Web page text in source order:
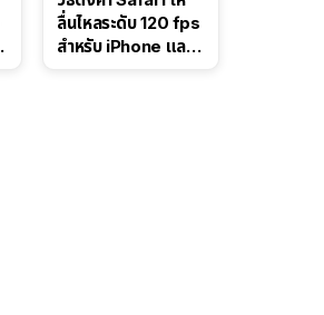
ลื่นไหลระดับ 120 fps
สำหรับ iPhone และ